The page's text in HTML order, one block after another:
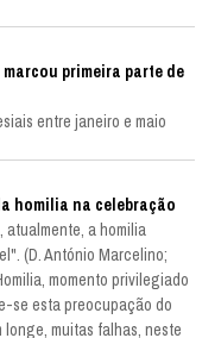
primeira parte de
entre janeiro e maio
homilia na celebração
atualmente, a homilia
(D. António Marcelino;
momento privilegiado
se esta preocupação do
muitas falhas, neste